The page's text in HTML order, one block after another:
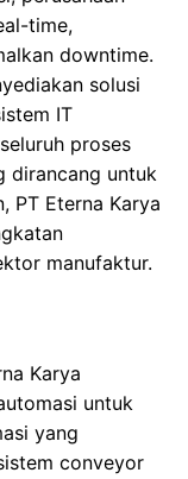
time,
downtime.
solusi
IT
proses
dirancang untuk
PT Eterna Karya
manufaktur.
Karya
untuk
yang
conveyor